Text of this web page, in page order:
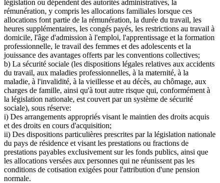
législation ou dépendent des autorités administratives, la
rémunération, y compris les allocations familiales lorsque ces
allocations font partie de la rémunération, la durée du travail, les
heures supplémentaires, les congés payés, les restrictions au travail à
domicile, l'âge d'admission à l'emploi, l'apprentissage et la formation
professionnelle, le travail des femmes et des adolescents et la
jouissance des avantages offerts par les conventions collectives;
b) La sécurité sociale (les dispositions légales relatives aux accidents
du travail, aux maladies professionnelles, à la maternité, à la
maladie, à l'invalidité, à la vieillesse et au décès, au chômage, aux
charges de famille, ainsi qu'à tout autre risque qui, conformément à
la législation nationale, est couvert par un système de sécurité
sociale), sous réserve:
i) Des arrangements appropriés visant le maintien des droits acquis
et des droits en cours d'acquisition;
ii) Des dispositions particulières prescrites par la législation nationale
du pays de résidence et visant les prestations ou fractions de
prestations payables exclusivement sur les fonds publics, ainsi que
les allocations versées aux personnes qui ne réunissent pas les
conditions de cotisation exigées pour l'attribution d'une pension
normale.